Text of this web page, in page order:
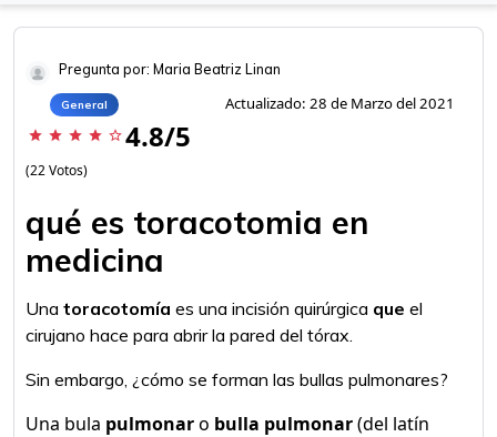
Pregunta por: Maria Beatriz Linan
General Actualizado: 28 de Marzo del 2021
star star star star star_border 4.8/5
(22 Votos)
qué es toracotomia en
medicina
Una toracotomía es una incisión quirúrgica que el
cirujano hace para abrir la pared del tórax.
Sin embargo, ¿cómo se forman las bullas pulmonares?
Una bula pulmonaro bulla pulmonar(del latín